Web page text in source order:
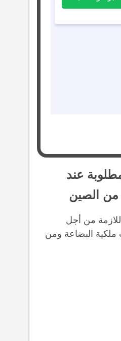
عند
من الصين
من أجل
ملكية البضاعة ومن